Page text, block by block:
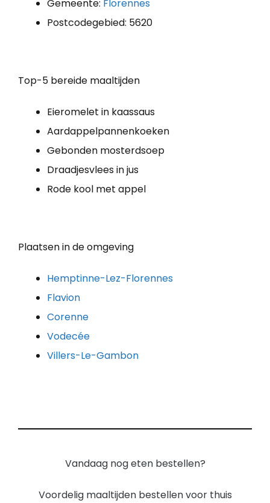
Gemeente: Florennes
Postcodegebied: 5620
Top-5 bereide maaltijden
Eieromelet in kaassaus
Aardappelpannenkoeken
Gebonden mosterdsoep
Draadjesvlees in jus
Rode kool met appel
Plaatsen in de omgeving
Hemptinne-Lez-Florennes
Flavion
Corenne
Vodecée
Villers-Le-Gambon
Vandaag nog eten bestellen?
Voordelig maaltijden bestellen voor thuis